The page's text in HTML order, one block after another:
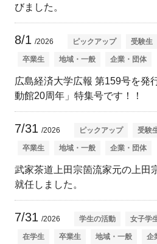
びました。
8/1 /2026 ピックアップ 受験生
卒業生 地域・一般 企業・団体
広島経済大学広報 第159号を発
動館20周年」特集号です！！
7/31 /2026 ピックアップ 受験
卒業生 地域・一般 企業・団体
武家茶道上田宗箇流家元の上田
就任しました。
7/31 /2026 学生の活動 女子学
在学生 卒業生 地域・一般 企